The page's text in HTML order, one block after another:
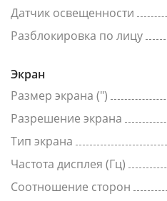
Датчик освещенности
Разблокировка по лицу
Экран
Размер экрана (")
Разрешение экрана
Тип экрана
Частота дисплея (Гц)
Соотношение сторон